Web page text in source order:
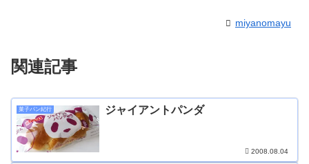
miyanomayu
関連記事
菓子パン紀行 ジャイアントパンダ
2008.08.04